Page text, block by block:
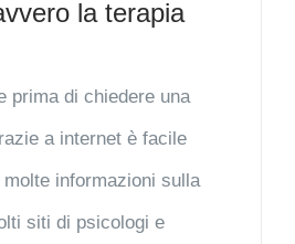
la terapia
prima di chiedere una
a internet è facile
informazioni sulla
siti di psicologi e